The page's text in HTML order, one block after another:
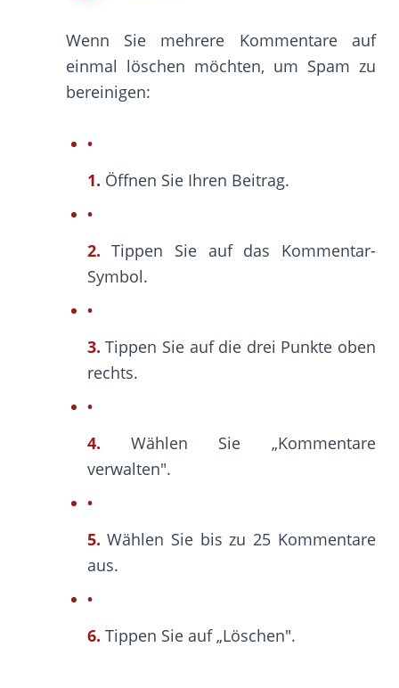
Wenn Sie mehrere Kommentare auf
einmal löschen möchten, um Spam zu
bereinigen:
1. Öffnen Sie Ihren Beitrag.
2.Tippen Sie auf das Kommentar-
Symbol.
3.Tippen Sie auf die drei Punkte oben
rechts.
4.Wählen Sie „Kommentare
verwalten".
5.Wählen Sie bis zu 25 Kommentare
aus.
6. Tippen Sie auf „Löschen".